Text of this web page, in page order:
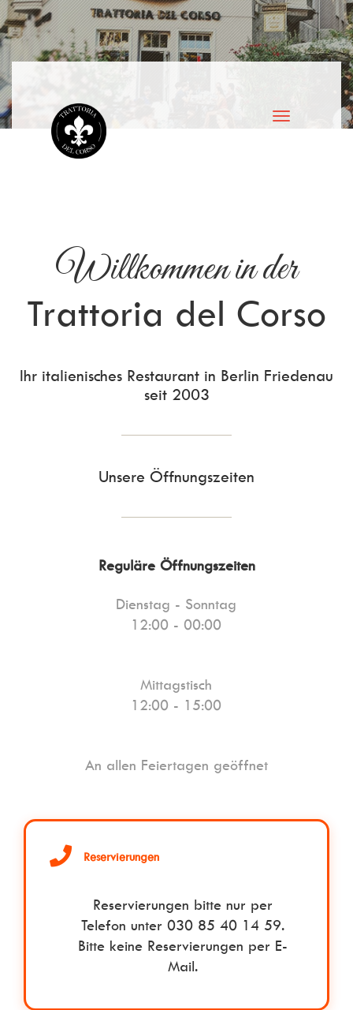
Toggle
Willkommen in der
Trattoria del Corso
Ihr italienisches Restaurant in Berlin Friedenau
seit 2003
Unsere Öffnungszeiten
Reguläre Öffnungszeiten
Dienstag - Sonntag
12:00 - 00:00
Mittagstisch
12:00 - 15:00
An allen Feiertagen geöffnet
Reservierungen
Reservierungen bitte nur per
Telefon unter 030 85 40 14 59.
Bitte keine Reservierungen per E-
Mail.